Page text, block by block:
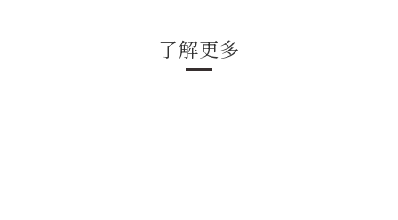
了解更多